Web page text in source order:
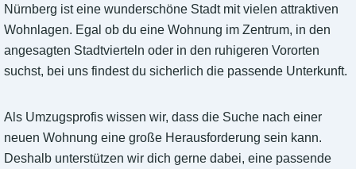
Nürnberg ist eine wunderschöne Stadt mit vielen attraktiven
Wohnlagen. Egal ob du eine Wohnung im Zentrum, in den
angesagten Stadtvierteln oder in den ruhigeren Vororten
suchst, bei uns findest du sicherlich die passende Unterkunft.
Als Umzugsprofis wissen wir, dass die Suche nach einer
neuen Wohnung eine große Herausforderung sein kann.
Deshalb unterstützen wir dich gerne dabei, eine passende